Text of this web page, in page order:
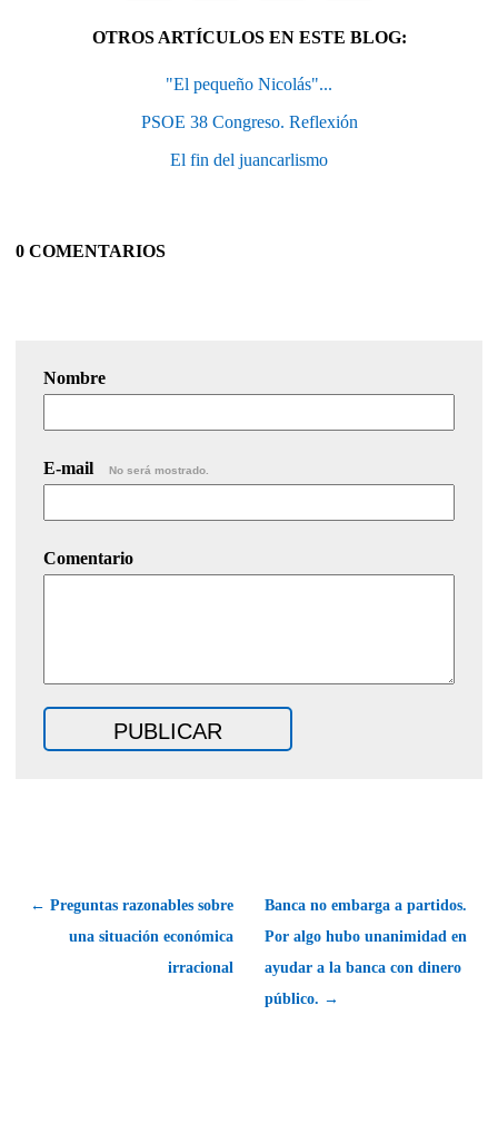
OTROS ARTÍCULOS EN ESTE BLOG:
"El pequeño Nicolás"...
PSOE 38 Congreso. Reflexión
El fin del juancarlismo
0 COMENTARIOS
Nombre
E-mail No será mostrado.
Comentario
← Preguntas razonables sobre
una situación económica
irracional
Banca no embarga a partidos.
Por algo hubo unanimidad en
ayudar a la banca con dinero
público. →